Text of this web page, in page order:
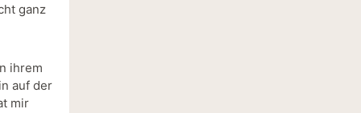
ganz
ihrem
auf der
mir